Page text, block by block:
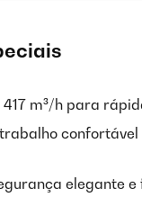
m³/h para
trabalho confortável
elegante